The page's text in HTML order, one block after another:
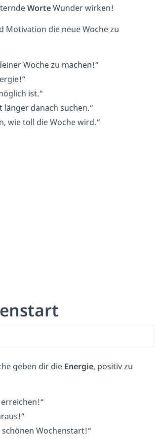
WorteWunder wirken!
Motivation die neue Woche zu
Woche zu machen!“
ist.“
danach suchen.“
wie toll die Woche wird.“
geben dir die Energie, positiv zu
Wochenstart!“